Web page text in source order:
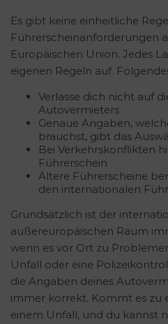
Es gibt keine einheitliche
Führerscheinanforderungen
Europäischen Union. Jedes
eigenen Regeln auf.
Verlasse dich nicht auf
Autovermieters
Genaue Angaben,
brauchst, gibt das
Bei Verkehrskonflikten
Führerschein
Ältere Führerscheine
den internationalen
Grundsätzlich ist der
außereuropäischen Raum
wenn es vor Ort zu
Unfall oder eine
die Angaben deines
immer korrekt. Kommt es zu
einem Unfall, und du kannst